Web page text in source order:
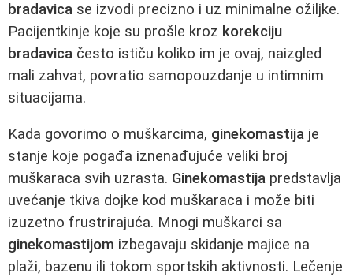
bradavica se izvodi precizno i uz minimalne ožiljke.
Pacijentkinje koje su prošle kroz korekciju
bradavica često ističu koliko im je ovaj, naizgled
mali zahvat, povratio samopouzdanje u intimnim
situacijama.
Kada govorimo o muškarcima, ginekomastija je
stanje koje pogađa iznenađujuće veliki broj
muškaraca svih uzrasta. Ginekomastija predstavlja
uvećanje tkiva dojke kod muškaraca i može biti
izuzetno frustrirajuća. Mnogi muškarci sa
ginekomastijom izbegavaju skidanje majice na
plaži, bazenu ili tokom sportskih aktivnosti. Lečenje